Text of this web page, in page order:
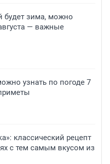
будет зима, можно
— важные
узнать по погоде 7
классический рецепт
с тем самым вкусом из